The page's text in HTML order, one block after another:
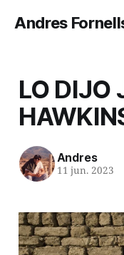
Andres
LO DIJO
Andres
11 jun. 2023